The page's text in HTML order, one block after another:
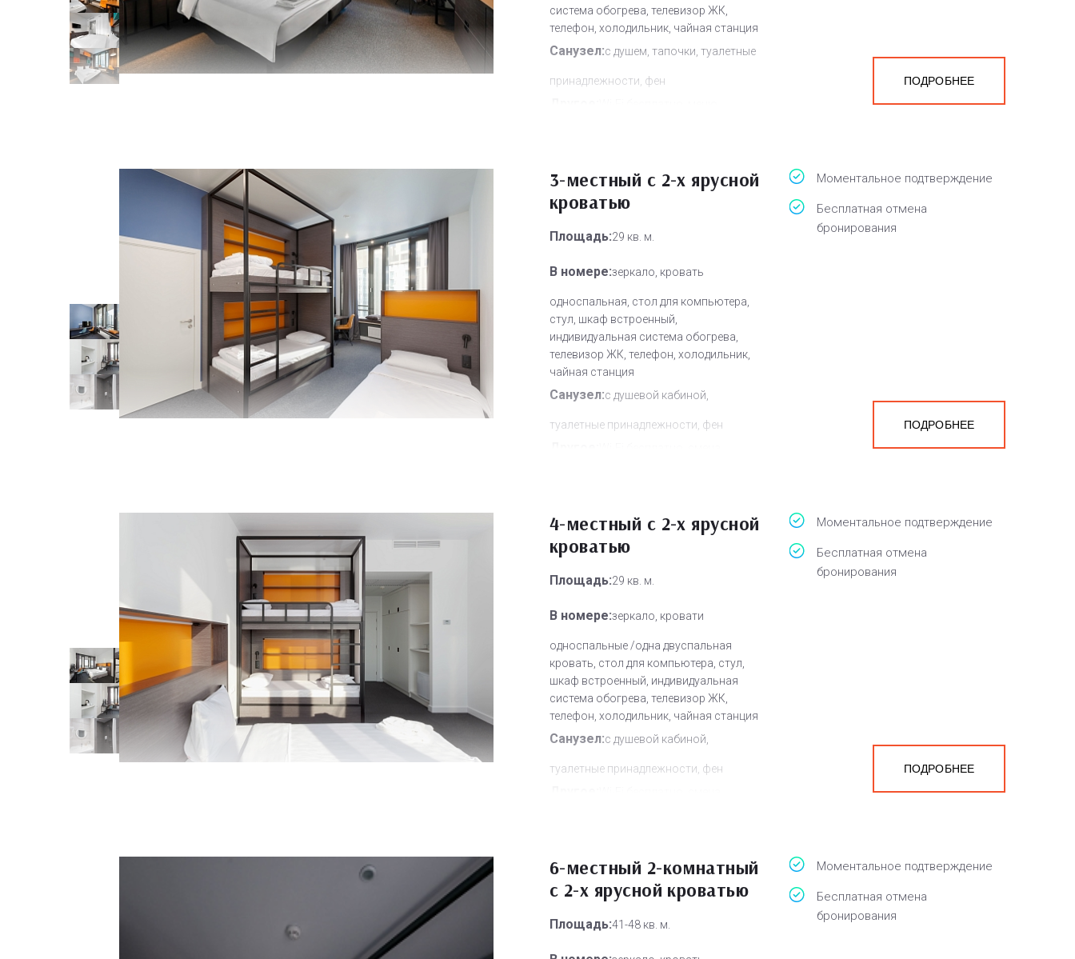
система обогрева, телевизор ЖК,
телефон, холодильник, чайная станция
Санузел:с душем, тапочки, туалетные
принадлежности, фен
Дополнительное место:1
ПОДРОБНЕЕ
3-местный с 2-х ярусной
кроватью
Площадь:29 кв. м.
В номере:зеркало, кровать
односпальная, стол для компьютера,
стул, шкаф встроенный,
индивидуальная система обогрева,
телевизор ЖК, телефон, холодильник,
чайная станция
Санузел:с душевой кабиной,
туалетные принадлежности, фен
Дополнительное место:1
Моментальное подтверждение
Бесплатная отмена
бронирования
ПОДРОБНЕЕ
4-местный с 2-х ярусной
кроватью
Площадь:29 кв. м.
В номере:зеркало, кровати
односпальные /одна двуспальная
кровать, стол для компьютера, стул,
шкаф встроенный, индивидуальная
система обогрева, телевизор ЖК,
телефон, холодильник, чайная станция
Санузел:с душевой кабиной,
туалетные принадлежности, фен
Дополнительное место:1
Моментальное подтверждение
Бесплатная отмена
бронирования
ПОДРОБНЕЕ
6-местный 2-комнатный
с 2-х ярусной кроватью
Площадь:41-48 кв. м.
Моментальное подтверждение
Бесплатная отмена
бронирования